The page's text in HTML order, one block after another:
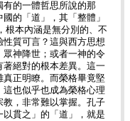
的一體哲思所說的那
的「道」，其「整體」
根本內涵是無分別的、不
質可言？這與西方思想
神降世；或者一神的令
著絕對的根本差異。這一
正明瞭。而榮格畢竟堅
也似乎也成為榮格心理
，非常難以掌握。孔子
貫之」的「道」，就是